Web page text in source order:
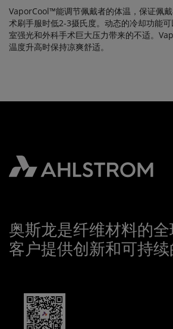
VaporCool™能调节佩戴者的体温，保证佩
术刷手服时低2-3摄氏度。动态的冷却功能
室强光和外科手术巨大压力带来的不适。
温度升高时保持凉爽舒适。
奥斯龙是纤维材料的
客户提供创新和可持